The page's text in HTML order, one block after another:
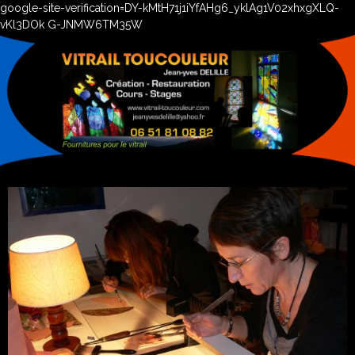
google-site-verification=DY-kMtH71j1iYfAHg6_yklAg1V02xhxgXLQ-
vKl3DOk G-JNMW6TM35W